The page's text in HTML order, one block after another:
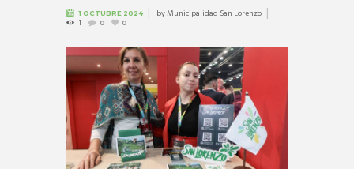
1 OCTUBRE 2024 byMunicipalidad San Lorenzo
1 0 0